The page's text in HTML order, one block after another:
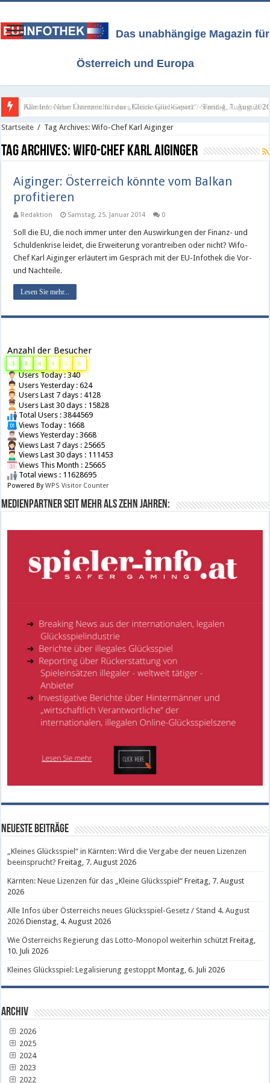
Das unabhängige Magazin für
Österreich und Europa
Kärnten: Neue Lizenzen für das „Kleine Glücksspiel“ - Freitag, 7. August
Alle Infos über Österreichs neues Glücksspiel-Gesetz / Stand 4. August
Startseite / Tag Archives: Wifo-Chef Karl Aiginger
Tag Archives:Wifo-Chef Karl Aiginger
Aiginger: Österreich könnte vom Balkan
profitieren
Redaktion Samstag, 25. Januar 2014 0
Soll die EU, die noch immer unter den Auswirkungen der Finanz- und
Schuldenkrise leidet, die Erweiterung vorantreiben oder nicht? Wifo-
Chef Karl Aiginger erläutert im Gespräch mit der EU-Infothek die Vor-
und Nachteile.
Lesen Sie mehr...
Anzahl der Besucher
3 8 4 4 5 6
Users Today : 340
Users Yesterday : 624
Users Last 7 days : 4128
Users Last 30 days : 15828
Total Users : 3844569
Views Today : 1668
Views Yesterday : 3668
Views Last 7 days : 25665
Views Last 30 days : 111453
Views This Month : 25665
Total views : 11628695
Powered ByWPS Visitor Counter
Medienpartner seit mehr als zehn Jahren:
Neueste Beiträge
„Kleines Glücksspiel“ in Kärnten: Wird die Vergabe der neuen Lizenzen
beeinsprucht? Freitag, 7. August 2026
Kärnten: Neue Lizenzen für das „Kleine Glücksspiel“ Freitag, 7. August
2026
Alle Infos über Österreichs neues Glücksspiel-Gesetz / Stand 4. August
2026 Dienstag, 4. August 2026
Wie Österreichs Regierung das Lotto-Monopol weiterhin schützt Freitag,
10. Juli 2026
Kleines Glücksspiel: Legalisierung gestoppt Montag, 6. Juli 2026
Archiv
2026
2025
2024
2023
2022